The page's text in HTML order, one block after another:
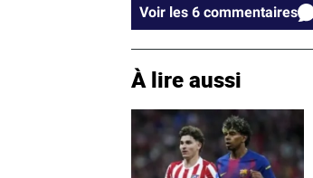
Voir les 6 commentaires
À lire aussi